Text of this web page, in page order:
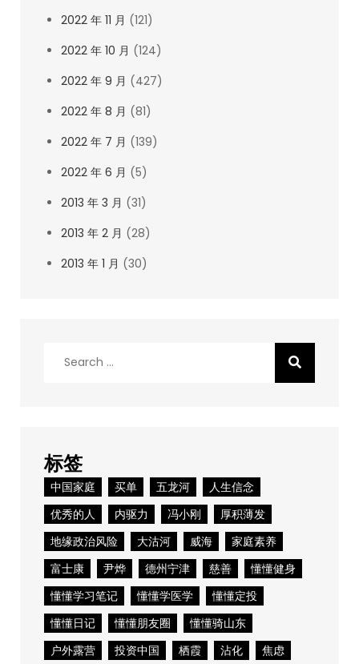
2022 年 11 月 (121)
2022 年 10 月 (124)
2022 年 9 月 (427)
2022 年 8 月 (81)
2022 年 7 月 (139)
2022 年 6 月 (5)
2013 年 3 月 (31)
2013 年 2 月 (28)
2013 年 1 月 (30)
标签
中国家庭 买单 五龙河
人生信念
优秀的人
内驱力 冯小刚
厚积薄发
地缘政治风险
大沽河 威海
家庭素养
富士康
尹烨 德州宁津 慈善
懂懂健身
懂懂学习笔记
懂懂学医学
懂懂定投
懂懂日记
懂懂朋友圈
懂懂骑山东
户外露营
投资中国 栖霞 沾化 焦虑